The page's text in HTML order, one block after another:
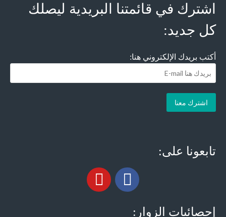
اشترك في قائمتنا البريدية ليصلك
كل جديد:
أكتب بريدك الإلكتروني هنا:
تابعونا على:
إحصائيات الزوار: